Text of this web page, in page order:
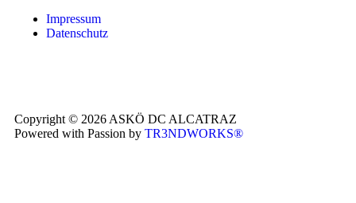
Impressum
Datenschutz
Copyright © 2026 ASKÖ DC ALCATRAZ
Powered with Passion by TR3NDWORKS®